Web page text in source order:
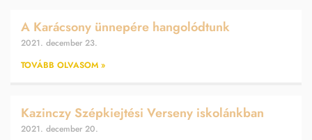
A Karácsony ünnepére hangolódtunk
2021. december 23.
TOVÁBB OLVASOM »
Kazinczy Szépkiejtési Verseny iskolánkban
2021. december 20.